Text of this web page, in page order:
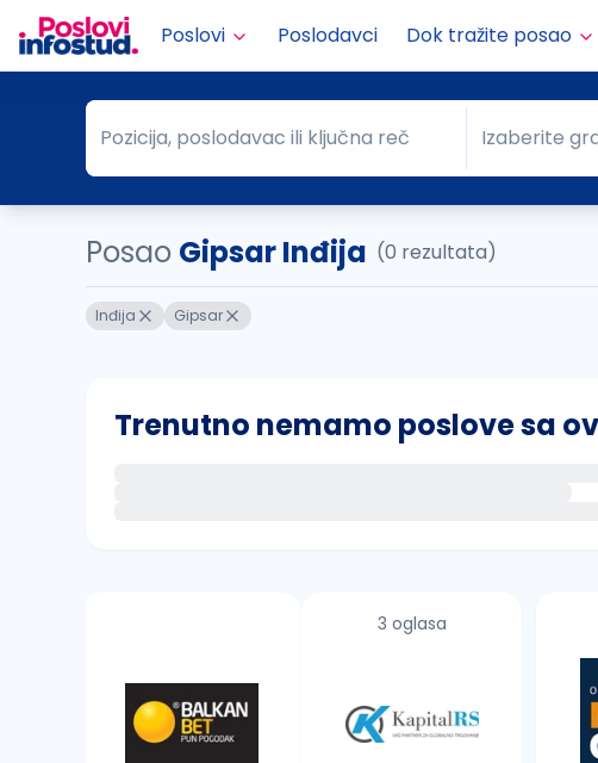
Poslovi Poslodavci Dok tražite posao
Pozicija, poslodavac ili ključna reč
Pozicija, poslodavac ili ključna reč Grad
Izaberite
Posao Gipsar Inđija (0 rezultata)
Inđija Gipsar
Trenutno nemamo poslove sa
proverite pravopisne greške (koristite č, ć, š, đ,
povećajte radijus za odabrani grad
3 oglasa